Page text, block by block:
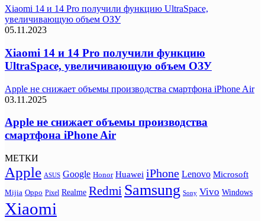
Xiaomi 14 и 14 Pro получили функцию UltraSpace,
увеличивающую объем ОЗУ
05.11.2023
Xiaomi 14 и 14 Pro получили функцию
UltraSpace, увеличивающую объем ОЗУ
Apple не снижает объемы производства смартфона iPhone Air
03.11.2025
Apple не снижает объемы производства
смартфона iPhone Air
МЕТКИ
Apple ASUS Google Honor Huawei iPhone Lenovo Microsoft
Mijia Oppo Pixel Realme Redmi Samsung Sony Vivo Windows
Xiaomi